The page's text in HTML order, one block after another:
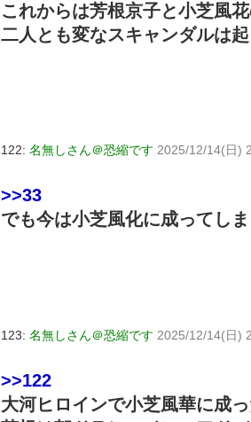
これからは芳根京子と小芝風
二人とも変なスキャンダルは
122: 名無しさん＠恐縮です 2025/12/14(日)
>>33
でも今は小芝風化に成ってし
123: 名無しさん＠恐縮です 2025/12/14(日)
>>122
大河ヒロインで小芝風華に成